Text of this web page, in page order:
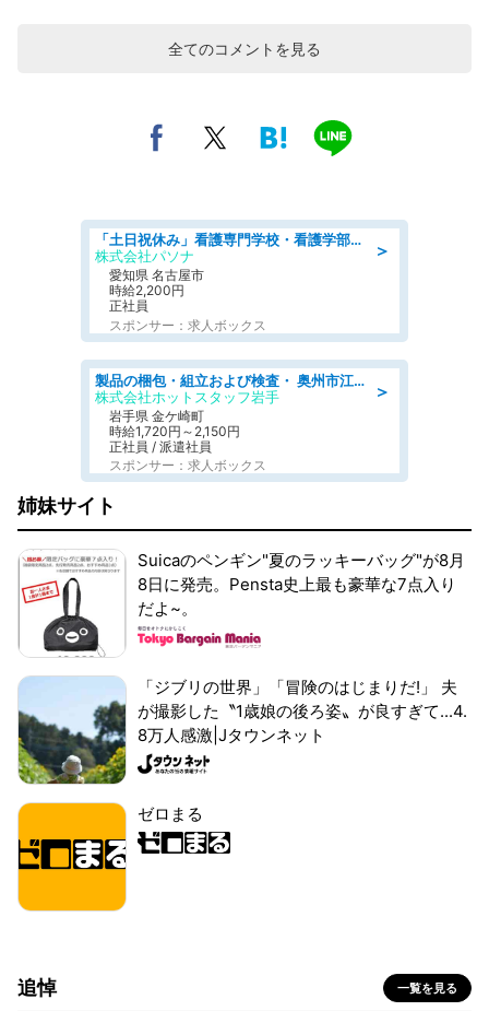
全てのコメントを見る
＞
「土日祝休み」看護専門学校・看護学部での教員業務/高時給/要資格:保健師、正看護師
株式会社パソナ
愛知県 名古屋市
時給2,200円
正社員
スポンサー：求人ボックス
＞
製品の梱包・組立および検査・ 奥州市江刺/大手企業で長期安定 梱包・検査・組立/半年経過毎に5万円の報奨金有
株式会社ホットスタッフ岩手
岩手県 金ケ崎町
時給1,720円～2,150円
正社員 / 派遣社員
スポンサー：求人ボックス
姉妹サイト
Suicaのペンギン"夏のラッキーバッグ"が8月
8日に発売。Pensta史上最も豪華な7点入り
だよ~。
「ジブリの世界」「冒険のはじまりだ!」 夫
が撮影した〝1歳娘の後ろ姿〟が良すぎて...4.
8万人感激|Jタウンネット
ゼロまる
追悼 一覧を見る